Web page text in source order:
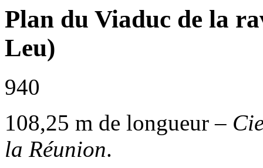
Plan du Viaduc de la
Leu)
940
108,25 m de longueur –
la Réunion.